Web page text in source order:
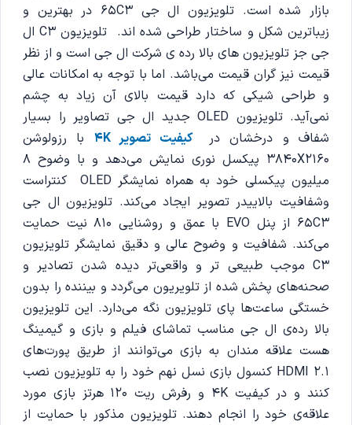
بازار شده است. تلویزیون ال جی 65C3 در بهترین و
زیباترین شکل و ساختار طراحی شده اند. تلویزیون C3 ال
جی جز تلویزیون های بالا رده ی شرکت ال جی است و از نظر
قیمت نیز گران قیمت می‌باشد. اما با توجه به امکانات عالی
و طراحی شیکی که دارد قیمت بالای آن زیاد به چشم
نمی‌آید. تلویزیون OLED جدید ال جی تصاویر را بسیار
شفاف و درخشان در کیفیت تصویر 4K
با رزولوشن
3840X2160 پیکسل نوری نمایش می‌دهد و با وضوح 8
میلیون پیکسلی خود به همراه نمایشگر OLED کنتراست
وشفافیت بالاییدر تصویر ایجاد می‌کند. تلویزیون ال جی
65C3 از پنل EVO با عمق و روشنایی 810 نیت حمایت
می‌کند. شفافیت و وضوح عالی و دقیق نمایشگر تلویزیون
C3 موجب طبیعی تر و واقعی‌تر دیده شدن تصادیر و
صحنه‌های پخش شده از تلویریون می‌گردد و بیننده را بدون
خستگی ساعت‌ها پای تلویزیون نگه می‌دارد. این تلویزیون
بالا رده‌ی ال جی مناسب تماشای فیلم و بازی و گیمینگ
هست علاقه مندان به بازی می‌توانند از طریق پورت‌های
HDMI 2.1 کنسول بازی نسل نهم خود را به تلویزیون نصب
کنند و در کیفیت 4K و رفرش ریت 120 هرتز بازی مورد
علاقه‌ی خود را انجام دهند. تلویزیون مذکور با حمایت از